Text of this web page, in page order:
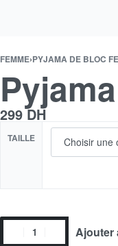
FEMME›PYJAMA DE BLOC
299DH
TAILLE
Ajouter